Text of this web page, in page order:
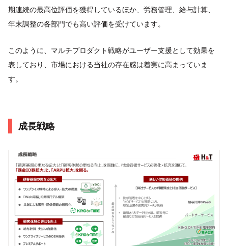
期連続の最高位評価を獲得しているほか、労務管理、給与計算、
年末調整の各部門でも高い評価を受けています。
このように、マルチプロダクト戦略がユーザー支援として効果を
表しており、市場における当社の存在感は着実に高まっていま
す。
成長戦略